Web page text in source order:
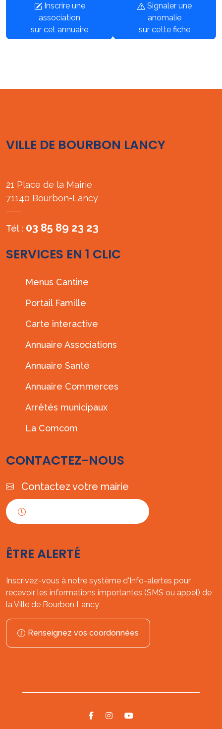
Inscrire une
association
sur cet annuaire
Signaler une
anomalie
sur cette fiche
VILLE DE BOURBON LANCY
21 Place de la Mairie
71140 Bourbon-Lancy
Tél : 03 85 89 23 23
SERVICES EN 1 CLIC
Menus Cantine
Portail Famille
Carte interactive
Annuaire Associations
Annuaire Santé
Annuaire Commerces
Arrêtés municipaux
La Comcom
CONTACTEZ-NOUS
Contactez votre mairie
ÊTRE ALERTÉ
Inscrivez-vous à notre système d'Info-alertes pour
recevoir les informations importantes (SMS ou appel) de
la Ville de Bourbon Lancy
Renseignez vos coordonnées